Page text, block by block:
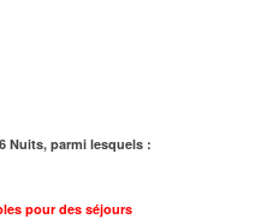
Nuits, parmi lesquels :
pour des séjours